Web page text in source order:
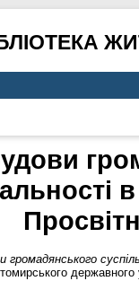
громадянського